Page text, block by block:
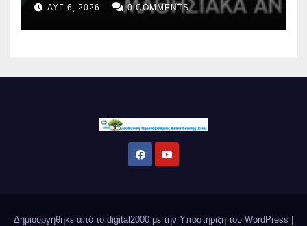
ΑΥΓ 6, 2026 0 COMMENTS
Δημιουργήθηκε από το digital2000 με την Υποστήριξη του WordPress